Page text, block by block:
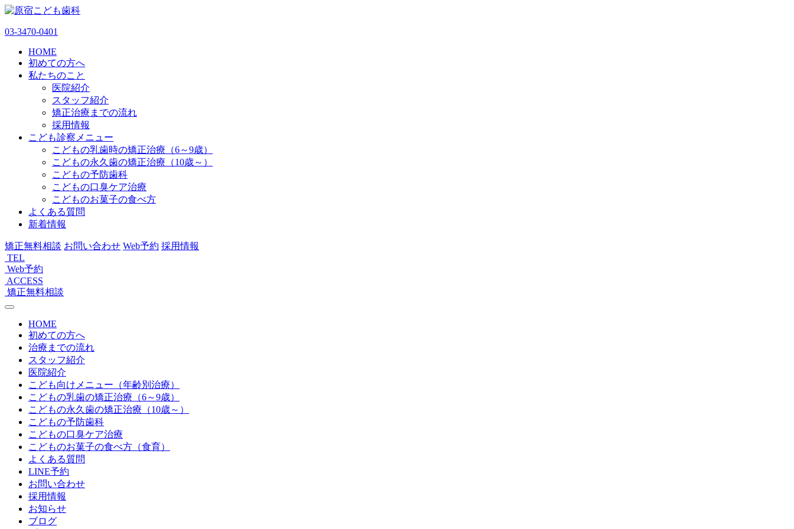
03-3470-0401
HOME
初めての方へ
私たちのこと
医院紹介
スタッフ紹介
矯正治療までの流れ
採用情報
こども診察メニュー
こどもの乳歯時の矯正治療（6～9歳）
こどもの永久歯の矯正治療（10歳～）
こどもの予防歯科
こどもの口臭ケア治療
こどものお菓子の食べ方
よくある質問
新着情報
矯正無料相談 お問い合わせ Web予約 採用情報
TEL
Web予約
ACCESS
矯正無料相談
HOME
初めての方へ
治療までの流れ
スタッフ紹介
医院紹介
こども向けメニュー（年齢別治療）
こどもの乳歯の矯正治療（6～9歳）
こどもの永久歯の矯正治療（10歳～）
こどもの予防歯科
こどもの口臭ケア治療
こどものお菓子の食べ方（食育）
よくある質問
LINE予約
お問い合わせ
採用情報
お知らせ
ブログ